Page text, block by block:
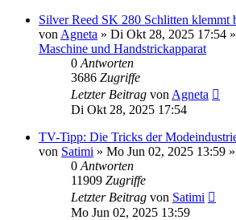
Silver Reed SK 280 Schlitten klemmt
von Agneta » Di Okt 28, 2025 17:54
Maschine und Handstrickapparat
0 Antworten
3686 Zugriffe
Letzter Beitrag von Agneta
Di Okt 28, 2025 17:54
TV-Tipp: Die Tricks der
von Satimi » Mo Jun 02, 2025 13:59
0 Antworten
11909 Zugriffe
Letzter Beitrag von Satimi
Mo Jun 02, 2025 13:59